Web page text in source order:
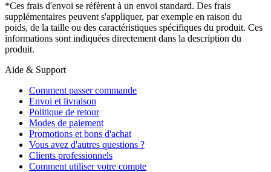
*Ces frais d'envoi se réfèrent à un envoi standard. Des frais
supplémentaires peuvent s'appliquer, par exemple en raison du
poids, de la taille ou des caractéristiques spécifiques du produit. Ces
informations sont indiquées directement dans la description du
produit.
Aide & Support
Comment passer commande
Envoi et livraison
Politique de retour
Modes de paiement
Promotions et bons d'achat
Vous avez d'autres questions ?
Clients professionnels
Comment utiliser votre compte